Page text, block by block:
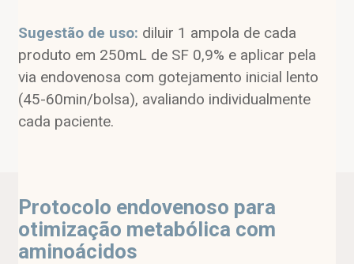
Sugestão de uso: diluir 1 ampola de cada
produto em 250mL de SF 0,9% e aplicar pela
via endovenosa com gotejamento inicial lento
(45-60min/bolsa), avaliando individualmente
cada paciente.
Protocolo endovenoso para
otimização metabólica com
aminoácidos